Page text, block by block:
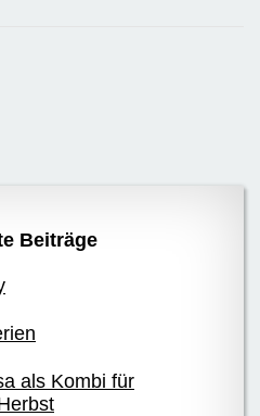
Beiträge
als Kombi für